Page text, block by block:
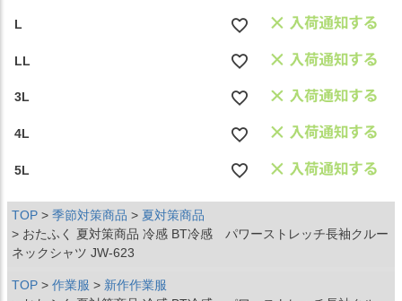
L
LL
3L
4L
5L
TOP 季節対策商品
夏対策商品
おたふく 夏対策商品 冷感 BT冷感 パワーストレッチ長袖クルー
ネックシャツ JW-623
TOP 作業服
新作作業服